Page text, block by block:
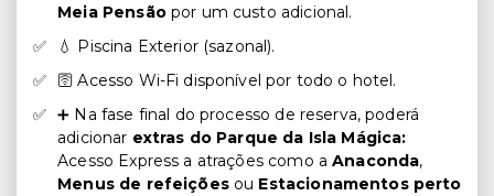
Meia Pensão por um custo adicional.
💧 Piscina Exterior (sazonal).
🛜 Acesso Wi-Fi disponível por todo o hotel.
➕ Na fase final do processo de reserva, poderá
adicionar extras do Parque da Isla Mágica:
Acesso Express a atrações como aAnaconda,
Menus de refeiçõesou Estacionamentos perto